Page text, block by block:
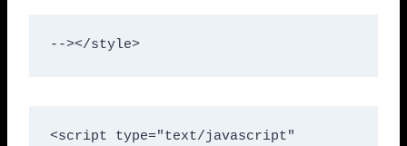
--></style>
<script type="text/javascript"